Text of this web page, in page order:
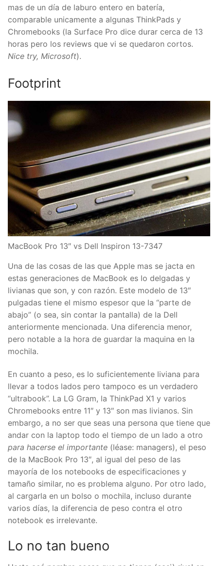
mas de un día de laburo entero en batería,
comparable unicamente a algunas ThinkPads y
Chromebooks (la Surface Pro dice durar cerca de 13
horas pero los reviews que vi se quedaron cortos.
Nice try, Microsoft).
Footprint
MacBook Pro 13″ vs Dell Inspiron 13-7347
Una de las cosas de las que Apple mas se jacta en
estas generaciones de MacBook es lo delgadas y
livianas que son, y con razón. Este modelo de 13″
pulgadas tiene el mismo espesor que la “parte de
abajo” (o sea, sin contar la pantalla) de la Dell
anteriormente mencionada. Una diferencia menor,
pero notable a la hora de guardar la maquina en la
mochila.
En cuanto a peso, es lo suficientemente liviana para
llevar a todos lados pero tampoco es un verdadero
“ultrabook”. La LG Gram, la ThinkPad X1 y varios
Chromebooks entre 11″ y 13″ son mas livianos. Sin
embargo, a no ser que seas una persona que tiene que
andar con la laptop todo el tiempo de un lado a otro
para hacerse el importante (léase: managers), el peso
de la MacBook Pro 13″, al igual del peso de las
mayoría de los notebooks de especificaciones y
tamaño similar, no es problema alguno. Por otro lado,
al cargarla en un bolso o mochila, incluso durante
varios días, la diferencia de peso contra el otro
notebook es irrelevante.
Lo no tan bueno